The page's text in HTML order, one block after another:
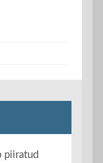
piiratud